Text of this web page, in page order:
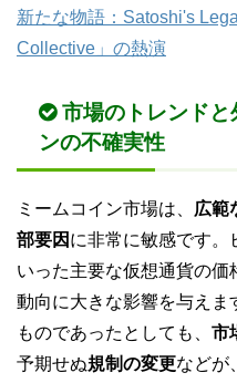
新たな物語：Satoshi's
Collective」の熱演
市場のトレンド
ンの不確実性
ミームコイン市場は、 広範
部要因 に非常に敏感です。
いった主要な仮想通貨の
動向に大きな影響を与えま
ものであったとしても、 市
予期せぬ規制の変更などが